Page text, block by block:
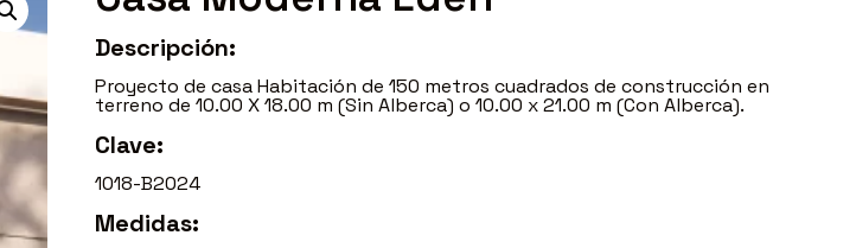
Descripción:
Proyecto de casa Habitación de 150 metros cuadrados de construcción en
terreno de 10.00 X 18.00 m (Sin Alberca) o 10.00 x 21.00 m (Con Alberca).
Clave:
1018-B2024
Medidas: